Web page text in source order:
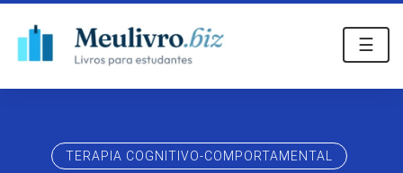
☰
TERAPIA COGNITIVO-COMPORTAMENTAL